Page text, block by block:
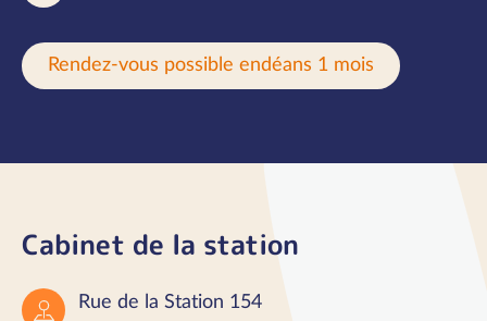
Rendez-vous possible endéans 1 mois
Cabinet de la station
Rue de la Station 154